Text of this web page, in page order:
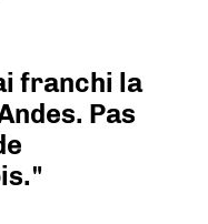
franchi la
Pas